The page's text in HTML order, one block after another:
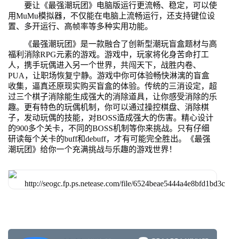
要让《最强潮玩团》电脑版运行更流畅、稳定，可以使
用MuMu模拟器，不仅能在电脑上流畅运行，还支持键位设
置、多开运行、高帧率等多种实用功能。
《最强潮玩团》是一款融合了创新型潮玩盲盒题材与高
福利消除RPG元素的游戏。游戏中，玩家将化身苦命打工
人，携手玩偶进入另一个世界，共闯天下，战胜内卷、
PUA，让职场恢复宁静。游戏中你可体验畅快淋漓的盲盒
收集，逼真还原现实购买盲盒的体验。传统的三消设定，超
过三个棋子消除能生成强大的消除道具，让你感受消除的乐
趣。更有特色的玩偶机制，你可以通过操控棋盘、消除棋
子，发动玩偶的技能，对BOSS造成强大的伤害。精心设计
的900多个关卡，不同的BOSS机制等你来挑战。只有仔细
研读每个关卡的buff和debuff，才有可能完全胜出。《最强
潮玩团》给你一个充满挑战与乐趣的游戏世界！